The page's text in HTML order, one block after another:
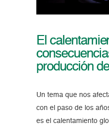
El
producción
Un tema que nos
con el paso de los
es el calentamiento